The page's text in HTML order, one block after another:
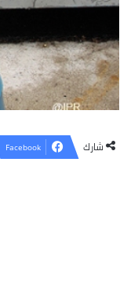
شارك Facebook